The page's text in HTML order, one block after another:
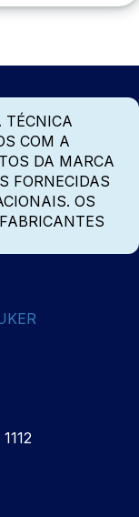
TÉCNICA
COM A
DA MARCA
FORNECIDAS
OS